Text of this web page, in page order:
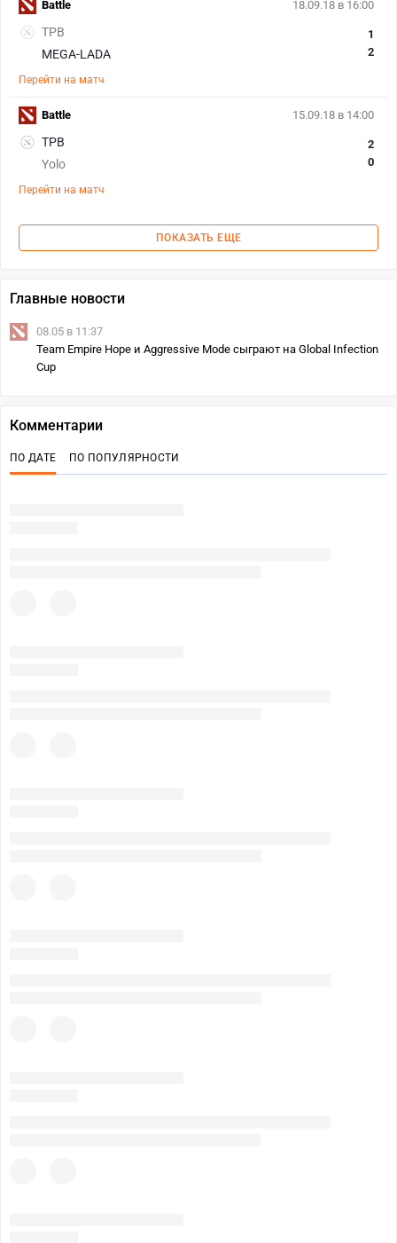
18.09.18 в 16:00
TPB
MEGA-LADA
1
2
Перейти на матч
Battle
15.09.18 в 14:00
TPB
Yolo
2
0
Перейти на матч
Battle
ПОКАЗАТЬ ЕЩЕ
Главные новости
08.05 в 11:37
Team Empire Hope и Aggressive Mode сыграют на Global Infection
Cup
Комментарии
ПО ДАТЕ ПО ПОПУЛЯРНОСТИ